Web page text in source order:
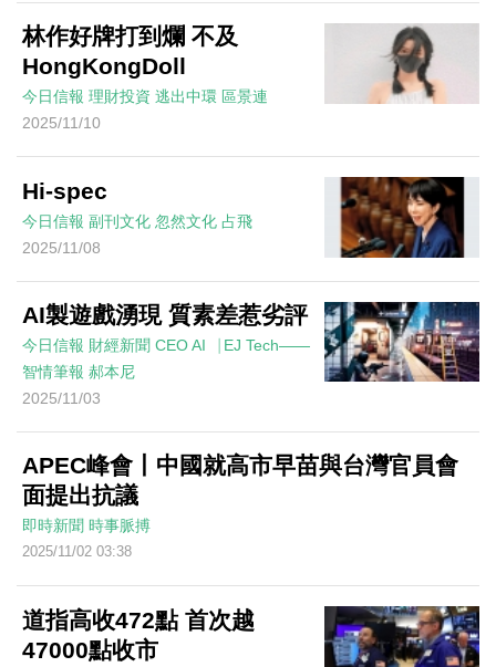
林作好牌打到爛 不及
HongKongDoll
今日信報 理財投資 逃出中環 區景連
2025/11/10
Hi-spec
今日信報 副刊文化 忽然文化 占飛
2025/11/08
AI製遊戲湧現 質素差惹劣評
今日信報 財經新聞 CEO AI⎹ EJ Tech——
智情筆報 郝本尼
2025/11/03
APEC峰會丨中國就高市早苗與台灣官員會
面提出抗議
即時新聞 時事脈搏
2025/11/02 03:38
道指高收472點 首次越
47000點收市